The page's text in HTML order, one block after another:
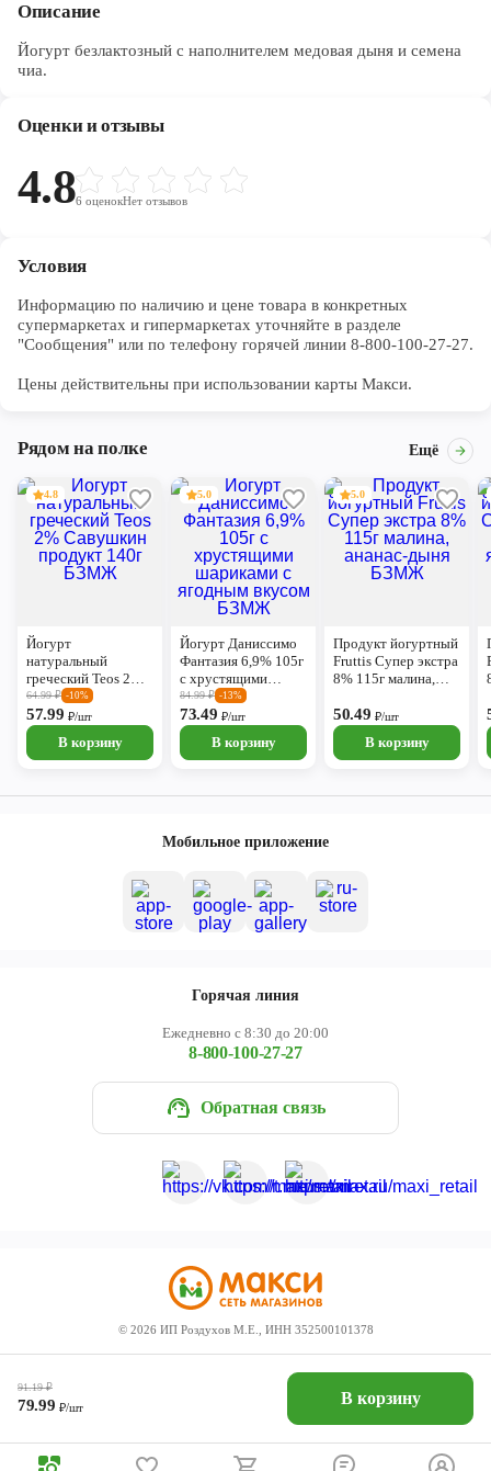
91.19₽
79.99₽/шт В корзину
Описание
Йогурт безлактозный с наполнителем медовая дыня и семена
чиа.
Оценки и отзывы
4.86 оценокНет отзывов
Условия
Информацию по наличию и цене товара в конкретных
супермаркетах и гипермаркетах уточняйте в разделе
"Сообщения" или по телефону горячей линии 8-800-100-27-27.
Цены действительны при использовании карты Макси.
Рядом на полке Ещё
4.8
Йогурт
натуральный
греческий Teos 2%
Савушкин продукт
140г БЗМЖ
64.99₽ -10%
57.99₽/шт
В корзину
5.0
Йогурт Даниссимо
Фантазия 6,9% 105г
с хрустящими
шариками с
ягодным вкусом
БЗМЖ
84.99₽ -13%
73.49₽/шт
В корзину
5.0
Продукт йогуртный
Fruttis Супер экстра
8% 115г малина,
50.49₽/шт
В корзину
Мобильное приложение
Горячая линия
Ежедневно с 8:30 до 20:00
8-800-100-27-27
Обратная связь
© 2026 ИП Роздухов М.Е., ИНН 352500101378